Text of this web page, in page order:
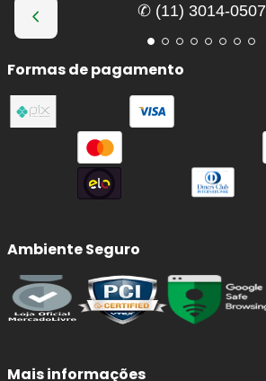
✆ (11) 3014-0507
Formas de pagamento
Ambiente Seguro
Mais informações